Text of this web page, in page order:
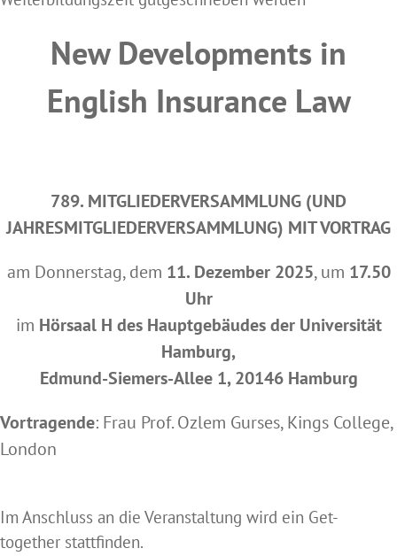
New Developments in
English Insurance Law
789. MITGLIEDERVERSAMMLUNG (UND
JAHRESMITGLIEDERVERSAMMLUNG) MIT VORTRAG
am Donnerstag, dem 11. Dezember 2025, um 17.50
Uhr
im Hörsaal H des Hauptgebäudes der Universität
Hamburg,
Edmund-Siemers-Allee 1, 20146 Hamburg
Vortragende: Frau Prof. Ozlem Gurses, Kings College,
London
Im Anschluss an die Veranstaltung wird ein Get-
together stattfinden.